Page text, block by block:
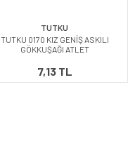
TUTKU
TUTKU 0170 KIZ GENİŞ ASKILI
GÖKKUŞAĞI ATLET
7,13 TL